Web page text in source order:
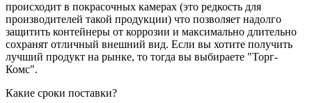
происходит в покрасочных камерах (это редкость для
производителей такой продукции) что позволяет надолго
защитить контейнеры от коррозии и максимально длительно
сохранят отличный внешний вид. Если вы хотите получить
лучший продукт на рынке, то тогда вы выбираете "Торг-
Комс".
Какие сроки поставки?